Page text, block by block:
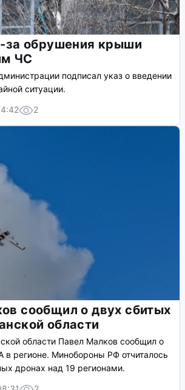
за обрушения крыши
ЧС
подписал указ о введении
ситуации.
2
сообщил о двух сбитых
области
области Павел Малков сообщил о
в регионе. Минобороны РФ отчиталось
дронах над 19 регионами.